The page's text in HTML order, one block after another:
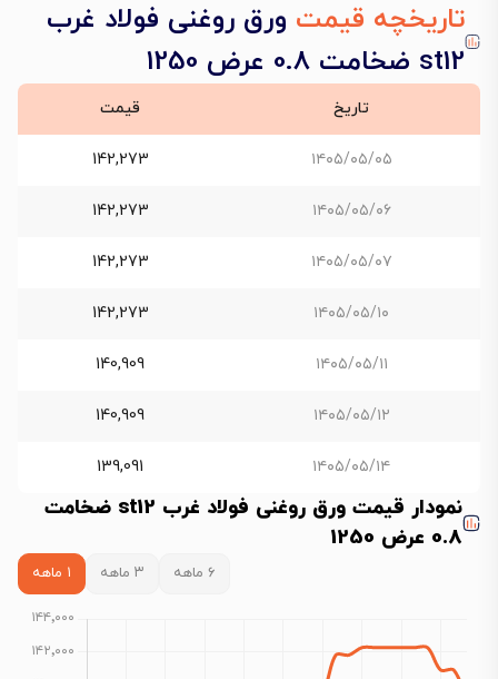
تاریخچه قیمت ورق روغنی فولاد غرب
st12 ضخامت 0.8 عرض 1250
تاریخ قیمت
۱۴۰۵/۰۵/۰۵ 142,273
۱۴۰۵/۰۵/۰۶ 142,273
۱۴۰۵/۰۵/۰۷ 142,273
۱۴۰۵/۰۵/۱۰ 142,273
۱۴۰۵/۰۵/۱۱ 140,909
۱۴۰۵/۰۵/۱۲ 140,909
۱۴۰۵/۰۵/۱۴ 139,091
نمودار قیمت ورق روغنی فولاد غرب st12 ضخامت
0.8 عرض 1250
۶ ماهه ۳ ماهه ۱ ماهه